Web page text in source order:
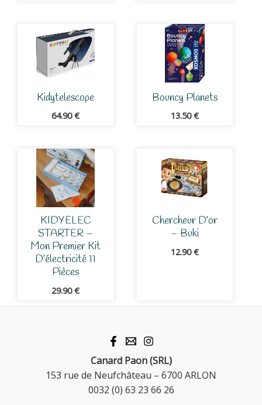
Kidytelescope
64.90€
Bouncy Planets
13.50€
KIDYELEC
STARTER –
Mon Premier Kit
D’électricité 11
Pièces
29.90€
Chercheur D’or
– Buki
12.90€
Canard Paon (SRL)
153 rue de Neufchâteau – 6700 ARLON
0032 (0) 63 23 66 26